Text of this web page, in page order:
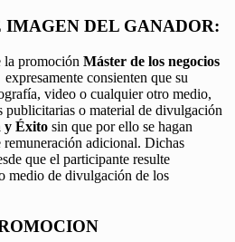
IMAGEN DEL GANADOR:
la promoción Máster de los negocios
expresamente consienten que su
video o cualquier otro medio,
publicitarias o material de divulgación
y Éxito sin que por ello se hagan
adicional. Dichas
que el participante resulte
medio de divulgación de los